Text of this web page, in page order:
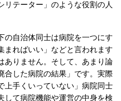
リテーター」のような役割の人
の自治体同士は病院を一つにす
まればいい」などと言われます
ありません。そして、あまり論
合した病院の結果」です。実際
上手くいっていない」病院同士
して病院機能や運営の中身を検